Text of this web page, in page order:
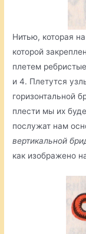
Нитью, которая
которой
плетем
и 4. Плетутся
горизонтальной
плести мы их
послужат нам
вертикальной
как изображено